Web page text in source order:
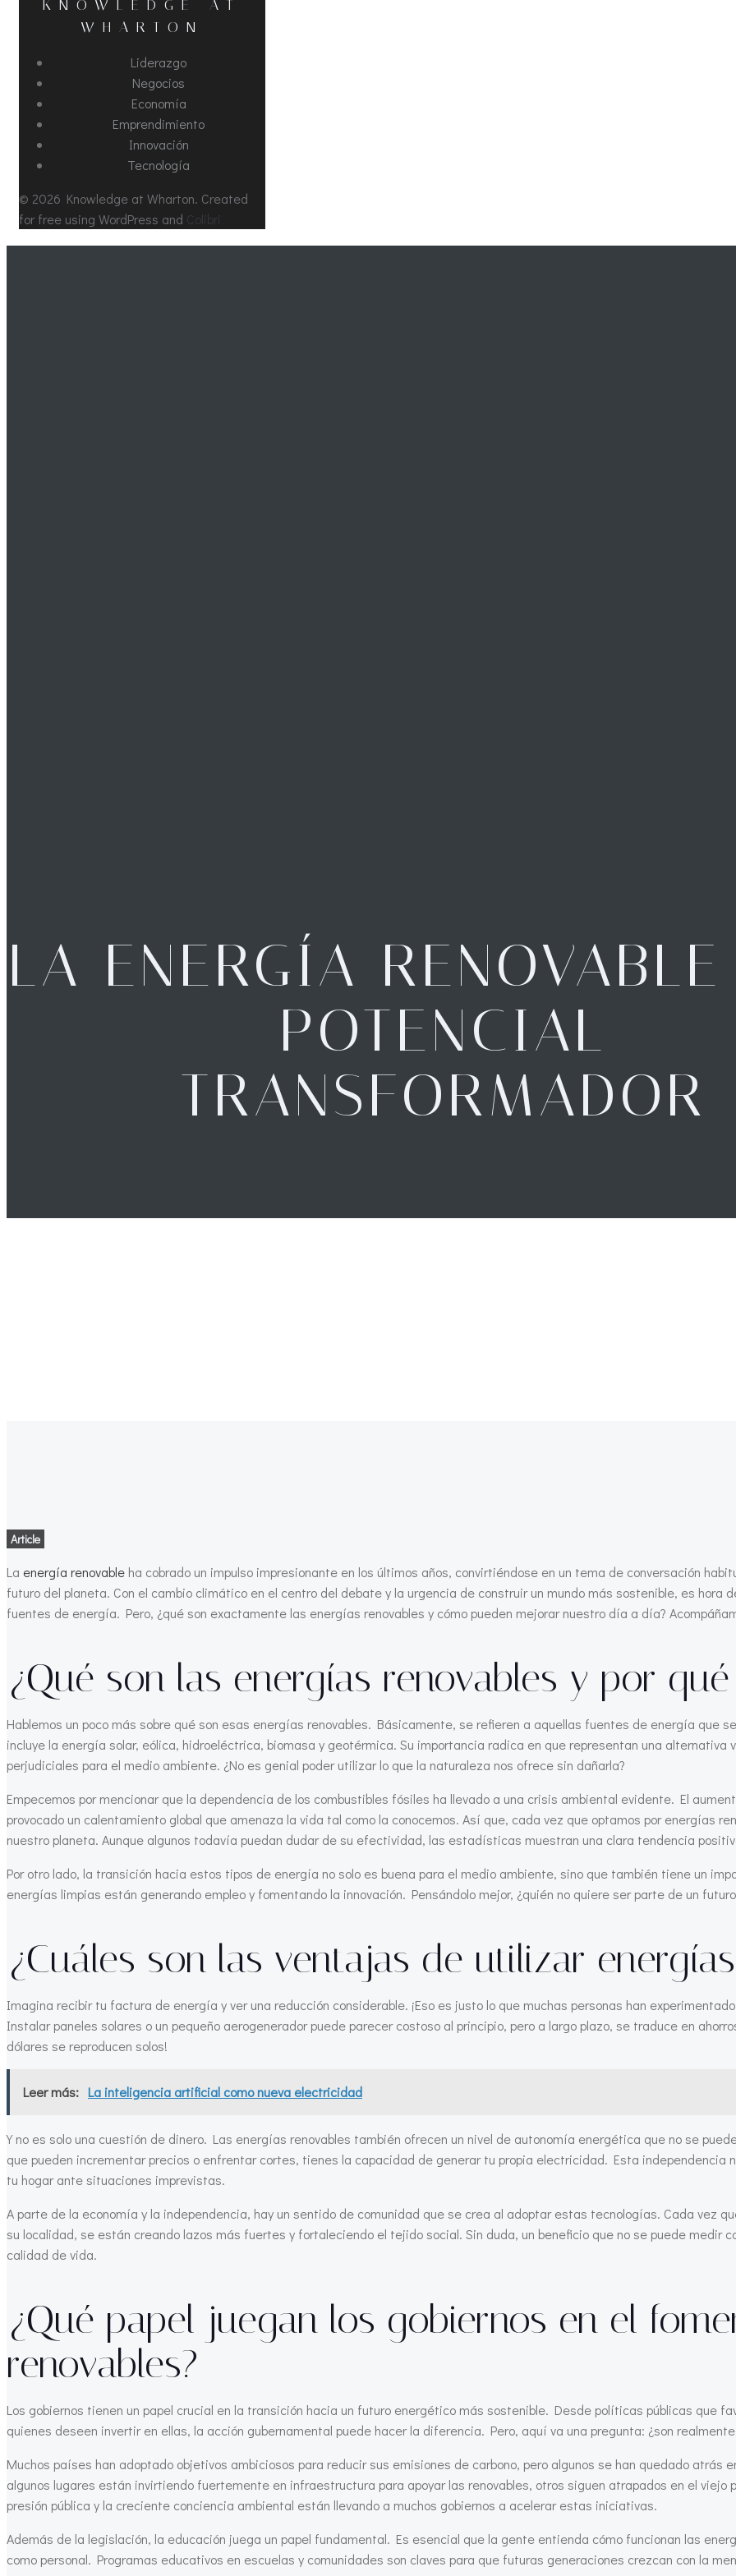
KNOWLEDGE AT
WHARTON
Liderazgo
Negocios
Economía
Emprendimiento
Innovación
Tecnología
© 2026 Knowledge at Wharton. Created
for free using WordPress and Colibri
LA ENERGÍA
POTENCIAL
TRANSFORMADOR
Article
La energía renovable ha cobrado un impulso impresionante en los últimos años, convirtiéndose en un tema de conversación
futuro del planeta. Con el cambio climático en el centro del debate y la urgencia de construir un mundo más sostenible, es
fuentes de energía. Pero, ¿qué son exactamente las energías renovables y cómo pueden mejorar nuestro día a día?
¿Qué son las energías renovables y por
Hablemos un poco más sobre qué son esas energías renovables. Básicamente, se refieren a aquellas fuentes de energía que
incluye la energía solar, eólica, hidroeléctrica, biomasa y geotérmica. Su importancia radica en que representan una alternativa
perjudiciales para el medio ambiente. ¿No es genial poder utilizar lo que la naturaleza nos ofrece sin dañarla?
Empecemos por mencionar que la dependencia de los combustibles fósiles ha llevado a una crisis ambiental evidente. El
provocado un calentamiento global que amenaza la vida tal como la conocemos. Así que, cada vez que optamos por energías
nuestro planeta. Aunque algunos todavía puedan dudar de su efectividad, las estadísticas muestran una clara tendencia
Por otro lado, la transición hacia estos tipos de energía no solo es buena para el medio ambiente, sino que también tiene un
energías limpias están generando empleo y fomentando la innovación. Pensándolo mejor, ¿quién no quiere ser parte de un
¿Cuáles son las ventajas de utilizar
Imagina recibir tu factura de energía y ver una reducción considerable. ¡Eso es justo lo que muchas personas han
Instalar paneles solares o un pequeño aerogenerador puede parecer costoso al principio, pero a largo plazo, se traduce en
dólares se reproducen solos!
Leer más: La inteligencia artificial como nueva electricidad
Y no es solo una cuestión de dinero. Las energías renovables también ofrecen un nivel de autonomía energética que no se
que pueden incrementar precios o enfrentar cortes, tienes la capacidad de generar tu propia electricidad. Esta independencia
tu hogar ante situaciones imprevistas.
A parte de la economía y la independencia, hay un sentido de comunidad que se crea al adoptar estas tecnologías. Cada vez
su localidad, se están creando lazos más fuertes y fortaleciendo el tejido social. Sin duda, un beneficio que no se puede medir
calidad de vida.
¿Qué papel juegan los gobiernos en el
renovables?
Los gobiernos tienen un papel crucial en la transición hacia un futuro energético más sostenible. Desde políticas públicas que
quienes deseen invertir en ellas, la acción gubernamental puede hacer la diferencia. Pero, aquí va una pregunta: ¿son
Muchos países han adoptado objetivos ambiciosos para reducir sus emisiones de carbono, pero algunos se han quedado
algunos lugares están invirtiendo fuertemente en infraestructura para apoyar las renovables, otros siguen atrapados en el
presión pública y la creciente conciencia ambiental están llevando a muchos gobiernos a acelerar estas iniciativas.
Además de la legislación, la educación juega un papel fundamental. Es esencial que la gente entienda cómo funcionan las
como personal. Programas educativos en escuelas y comunidades son claves para que futuras generaciones crezcan con la